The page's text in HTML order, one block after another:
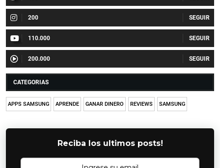
200
110.000
200.000
CATEGORIAS
APPS SAMSUNG APRENDE GANAR DINERO REVIEWS SAMSUNG
Reciba los ultimos posts!